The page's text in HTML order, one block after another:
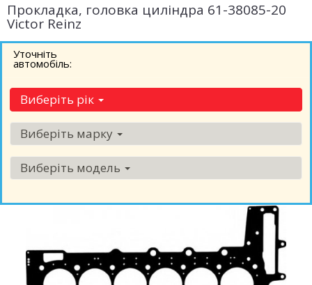
Прокладка, головка циліндра 61-38085-20
Victor Reinz
Уточніть
автомобіль:
Виберіть рік
Виберіть марку
Виберіть модель